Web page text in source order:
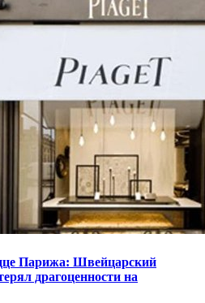
Парижа: Швейцарский
драгоценности на